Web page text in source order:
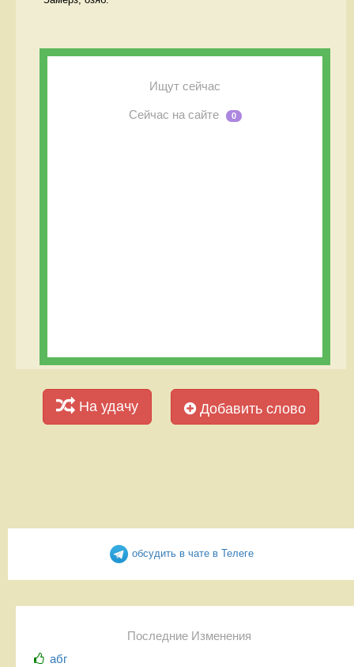
Ищут сейчас
Сейчас на сайте 0
На удачу Добавить слово
обсудить в чате в Телеге
Последние Изменения
абг